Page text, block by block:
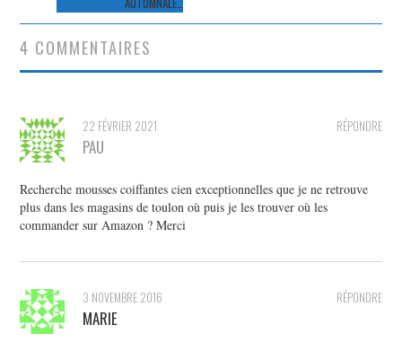
articles
4 COMMENTAIRES
RÉPONDRE
22 FÉVRIER 2021
PAU
Recherche mousses coiffantes cien exceptionnelles que je ne retrouve
plus dans les magasins de toulon où puis je les trouver où les
commander sur Amazon ? Merci
RÉPONDRE
3 NOVEMBRE 2016
MARIE